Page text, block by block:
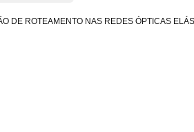
DE ROTEAMENTO NAS REDES ÓPTICAS